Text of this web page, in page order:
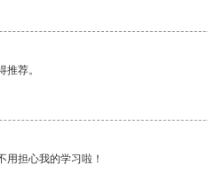
荐。
用担心我的学习啦！